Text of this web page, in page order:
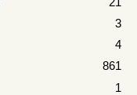
3
4
861
1